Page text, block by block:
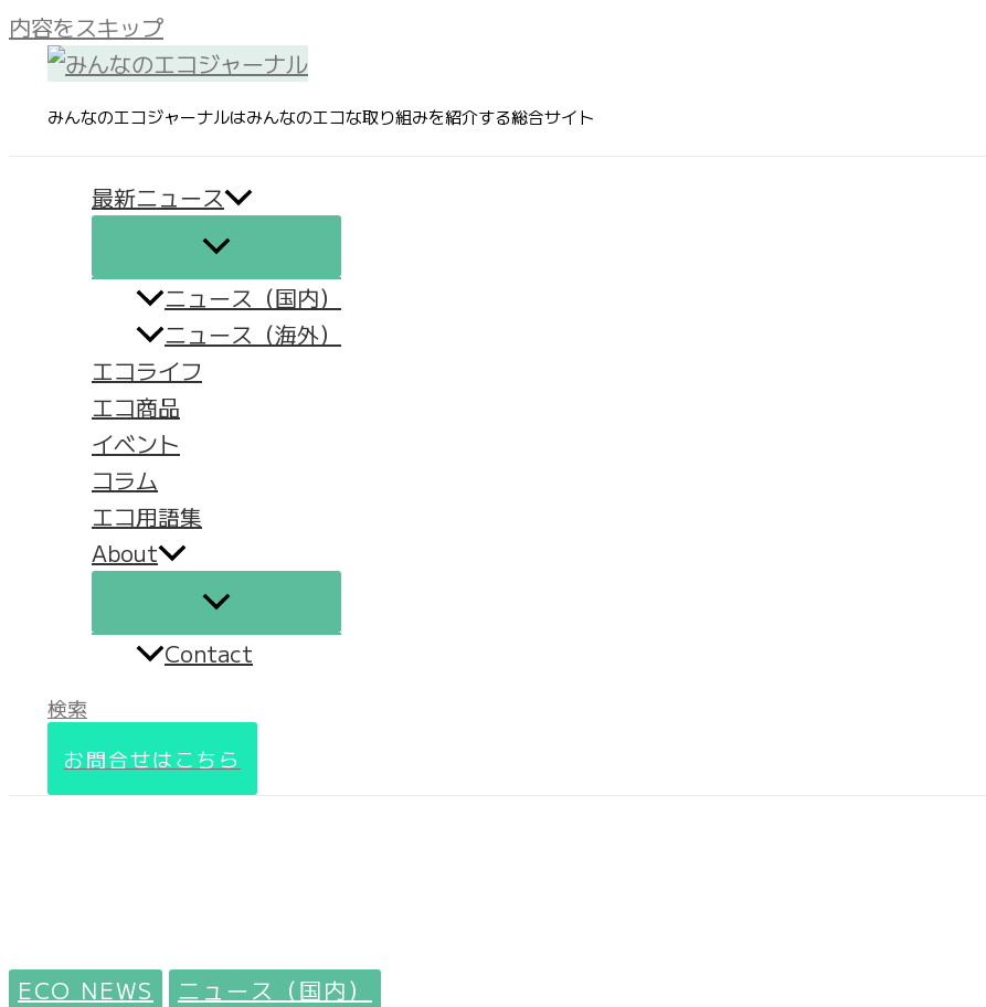
内容をスキップ
みんなのエコジャーナルはみんなのエコな取り組みを紹介する総合サイト
最新ニュース
ニュース（国内）
ニュース（海外）
エコライフ
エコ商品
イベント
コラム
エコ用語集
About
Contact
検索
お問合せはこちら
ECO NEWS ニュース（国内）